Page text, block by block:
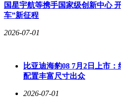
国星宇航等携手国家级创新中心
车”新征程
2026-07-01
比亚迪海豹08 7月2日上市
配置丰富尺寸出众
2026-07-01